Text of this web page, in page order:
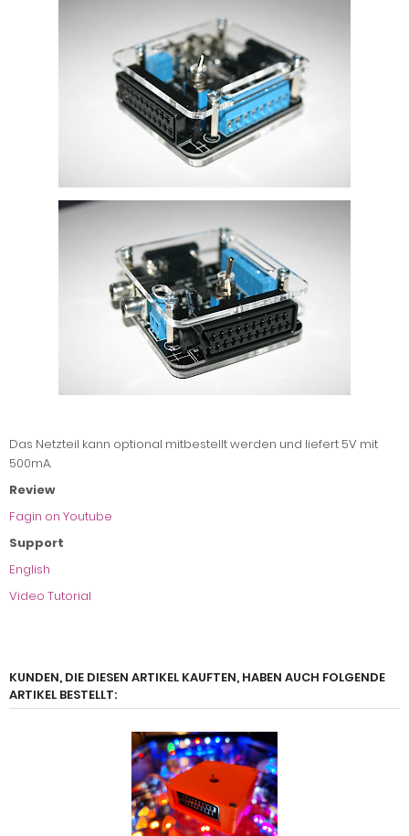
Das Netzteil kann optional mitbestellt werden und liefert 5V mit
500mA.
Review
Fagin on Youtube
Support
English
Video Tutorial
KUNDEN, DIE DIESEN ARTIKEL KAUFTEN, HABEN AUCH FOLGENDE
ARTIKEL BESTELLT: